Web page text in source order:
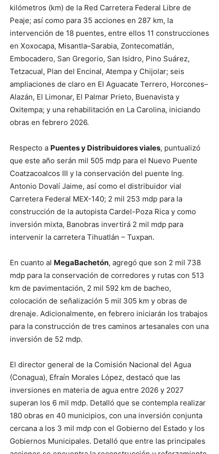
kilómetros (km) de la Red Carretera Federal Libre de
Peaje; así como para 35 acciones en 287 km, la
intervención de 18 puentes, entre ellos 11 construcciones
en Xoxocapa, Misantla–Sarabia, Zontecomatlán,
Embocadero, San Gregorio, San Isidro, Pino Suárez,
Tetzacual, Plan del Encinal, Atempa y Chijolar; seis
ampliaciones de claro en El Aguacate Terrero, Horcones–
Alazán, El Limonar, El Palmar Prieto, Buenavista y
Oxitempa; y una rehabilitación en La Carolina, iniciando
obras en febrero 2026.
Respecto a Puentes y Distribuidores viales, puntualizó
que este año serán mil 505 mdp para el Nuevo Puente
Coatzacoalcos III y la conservación del puente Ing.
Antonio Dovalí Jaime, así como el distribuidor vial
Carretera Federal MEX-140; 2 mil 253 mdp para la
construcción de la autopista Cardel-Poza Rica y como
inversión mixta, Banobras invertirá 2 mil mdp para
intervenir la carretera Tihuatlán – Tuxpan.
En cuanto al MegaBachetón, agregó que son 2 mil 738
mdp para la conservación de corredores y rutas con 513
km de pavimentación, 2 mil 592 km de bacheo,
colocación de señalización 5 mil 305 km y obras de
drenaje. Adicionalmente, en febrero iniciarán los trabajos
para la construcción de tres caminos artesanales con una
inversión de 52 mdp.
El director general de la Comisión Nacional del Agua
(Conagua), Efraín Morales López, destacó que las
inversiones en materia de agua entre 2026 y 2027
superan los 6 mil mdp. Detalló que se contempla realizar
180 obras en 40 municipios, con una inversión conjunta
cercana a los 3 mil mdp con el Gobierno del Estado y los
Gobiernos Municipales. Detalló que entre las principales